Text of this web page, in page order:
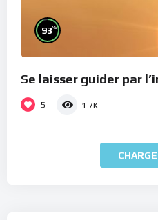
93%
Se laisser guider par
5 1.7K